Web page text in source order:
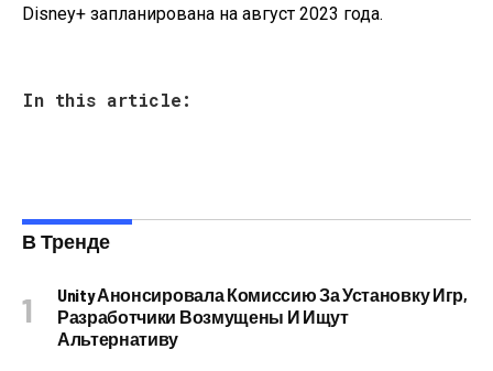
Disney+ запланирована на август 2023 года.
In this article:
В Тренде
Unity Анонсировала Комиссию За Установку Игр,
Разработчики Возмущены И Ищут
Альтернативу